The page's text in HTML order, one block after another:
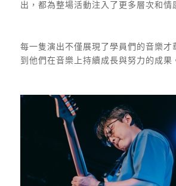
出，都為整場活動注入了更多層次和情
每一隻演出不僅展現了學員們的音樂才
到他們在音樂上持續成長與努力的成果